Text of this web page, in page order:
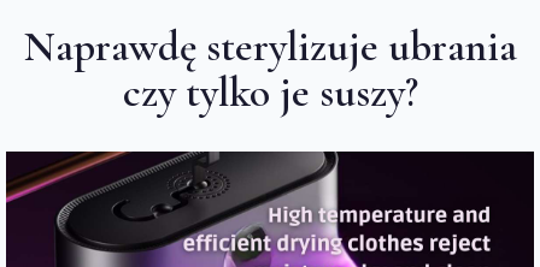
Naprawdę sterylizuje ubrania
czy tylko je suszy?